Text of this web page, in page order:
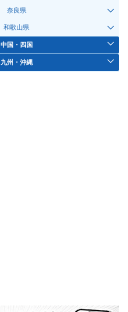
奈良県
和歌山県
中国・四国
九州・沖縄